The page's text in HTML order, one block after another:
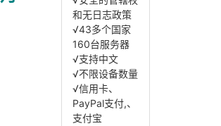
和无日志政策
√43多个国家
160台服务器
√支持中文
√不限设备数量
√信用卡、
PayPal支付,、
支付宝